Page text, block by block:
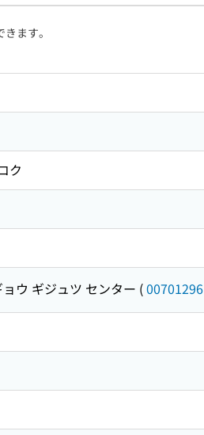
ます。
ク
ウ ギジュツ センター (00701296